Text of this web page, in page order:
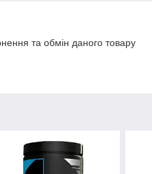
та обмін даного товару